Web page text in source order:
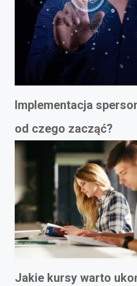
Implementacja
od czego zacząć?
Jakie kursy warto